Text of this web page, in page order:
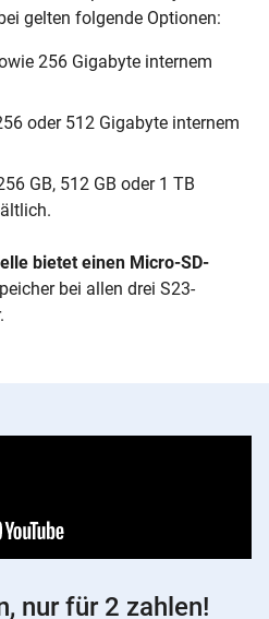
gelten folgende Optionen:
256 Gigabyte internem
oder 512 Gigabyte internem
GB, 512 GB oder 1 TB
bietet einen Micro-SD-
bei allen drei S23-
nur für 2 zahlen!